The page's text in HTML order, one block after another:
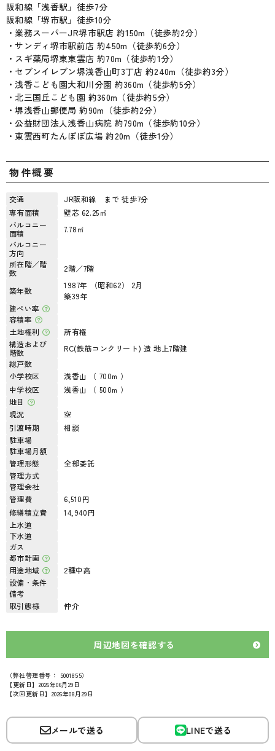
阪和線「浅香駅」徒歩7分
阪和線「堺市駅」徒歩10分
・業務スーパーJR堺市駅店 約150m（徒歩約2分）
・サンディ堺市駅前店 約450m（徒歩約6分）
・スギ薬局堺東東雲店 約70m（徒歩約1分）
・セブンイレブン堺浅香山町3丁店 約240m（徒歩約3分）
・浅香こども園大和川分園 約360m（徒歩約5分）
・北三国丘こども園 約360m（徒歩約5分）
・堺浅香山郵便局 約90m（徒歩約2分）
・公益財団法人浅香山病院 約790m（徒歩約10分）
・東雲西町たんぽぽ広場 約20m（徒歩1分）
物件概要
交通
JR阪和線 まで 徒歩7分
専有面積
壁芯 62.25㎡
バルコニー
面積
7.78㎡
バルコニー
方向
所在階／階
数
2階／7階
築年数
1987年 （昭和62） 2月
築39年
建ぺい率
容積率
土地権利
所有権
構造および
階数
RC(鉄筋コンクリート) 造 地上7階建
総戸数
小学校区
浅香山 （ 700m ）
中学校区
浅香山 （ 500m ）
地目
現況
空
引渡時期
相談
駐車場
駐車場月額
管理形態
全部委託
管理方式
管理会社
管理費
6,510円
修繕積立費
14,940円
上水道
下水道
ガス
都市計画
用途地域
2種中高
設備・条件
備考
取引態様
仲介
周辺地図を確認する
（弊社管理番号： 5001855）
【更新日】2026年06月29日
【次回更新日】2026年08月29日
メールで送る LINEで送る